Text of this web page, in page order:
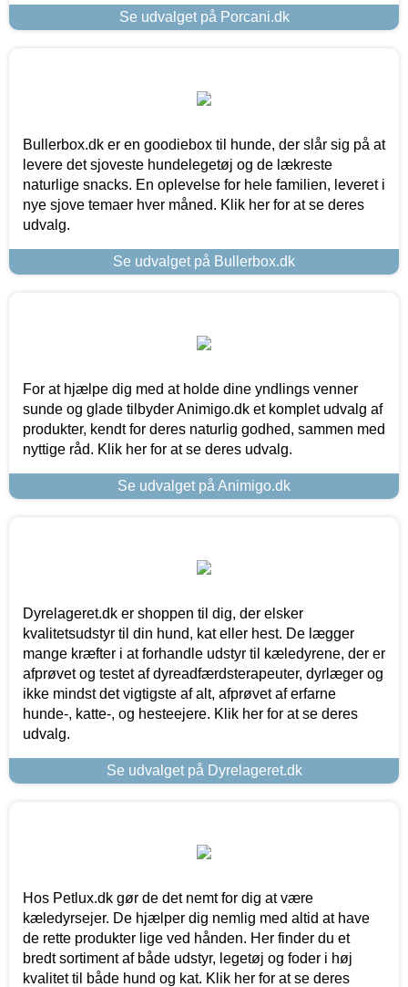
Se udvalget på Porcani.dk
Bullerbox.dk er en goodiebox til hunde, der slår sig på at
levere det sjoveste hundelegetøj og de lækreste
naturlige snacks. En oplevelse for hele familien, leveret i
nye sjove temaer hver måned. Klik her for at se deres
udvalg.
Se udvalget på Bullerbox.dk
For at hjælpe dig med at holde dine yndlings venner
sunde og glade tilbyder Animigo.dk et komplet udvalg af
produkter, kendt for deres naturlig godhed, sammen med
nyttige råd. Klik her for at se deres udvalg.
Se udvalget på Animigo.dk
Dyrelageret.dk er shoppen til dig, der elsker
kvalitetsudstyr til din hund, kat eller hest. De lægger
mange kræfter i at forhandle udstyr til kæledyrene, der er
afprøvet og testet af dyreadfærdsterapeuter, dyrlæger og
ikke mindst det vigtigste af alt, afprøvet af erfarne
hunde-, katte-, og hesteejere. Klik her for at se deres
udvalg.
Se udvalget på Dyrelageret.dk
Hos Petlux.dk gør de det nemt for dig at være
kæledyrsejer. De hjælper dig nemlig med altid at have
de rette produkter lige ved hånden. Her finder du et
bredt sortiment af både udstyr, legetøj og foder i høj
kvalitet til både hund og kat. Klik her for at se deres